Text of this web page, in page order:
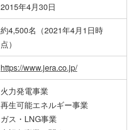
2015年4月30日
約4,500名（2021年4月1日時
点）
https://www.jera.co.jp/
火力発電事業
再生可能エネルギー事業
ガス・LNG事業